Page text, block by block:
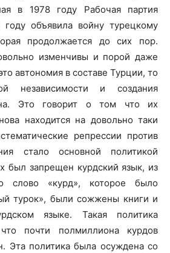
в 1978 году Рабочая партия
году объявила войну турецкому
продолжается до сих пор.
изменчивы и порой даже
автономия в составе Турции, то
независимости и создания
Это говорит о том что их
находится на довольно таки
репрессии против
стало основной политикой
был запрещен курдский язык, из
слово «курд», которое было
турок», были сожжены книги и
языке. Такая политика
почти полмиллиона курдов
Эта политика была осуждена со